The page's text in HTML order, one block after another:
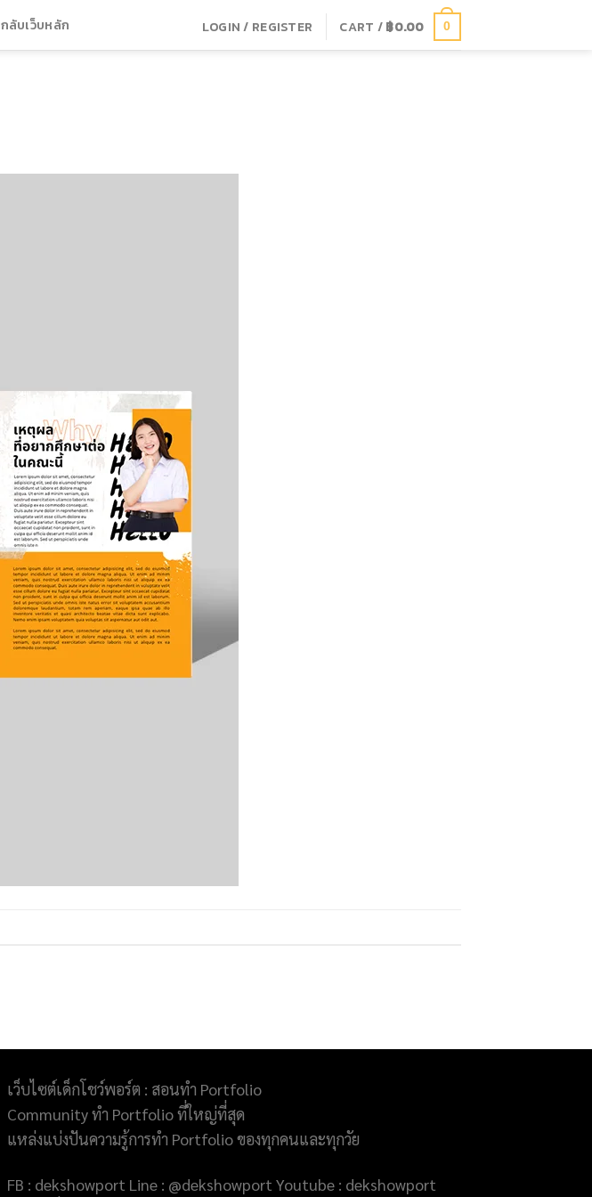
กลับเว็บหลัก LOGIN / REGISTER CART /฿0.00 0
เว็บไซต์เด็กโชว์พอร์ต : สอนทำ Portfolio
Community ทำ Portfolio ที่ใหญ่ที่สุด
แหล่งแบ่งปันความรู้การทำ Portfolio ของทุกคนและทุกวัย
FB : dekshowport Line : @dekshowport Youtube : dekshowport